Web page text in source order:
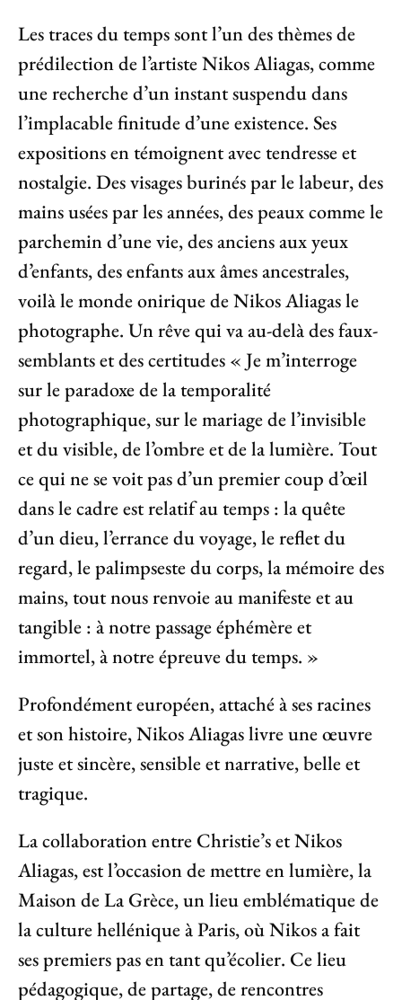
Les traces du temps sont l’un des thèmes de
prédilection de l’artiste Nikos Aliagas, comme
une recherche d’un instant suspendu dans
l’implacable finitude d’une existence. Ses
expositions en témoignent avec tendresse et
nostalgie. Des visages burinés par le labeur, des
mains usées par les années, des peaux comme le
parchemin d’une vie, des anciens aux yeux
d’enfants, des enfants aux âmes ancestrales,
voilà le monde onirique de Nikos Aliagas le
photographe. Un rêve qui va au-delà des faux-
semblants et des certitudes « Je m’interroge
sur le paradoxe de la temporalité
photographique, sur le mariage de l’invisible
et du visible, de l’ombre et de la lumière. Tout
ce qui ne se voit pas d’un premier coup d’œil
dans le cadre est relatif au temps : la quête
d’un dieu, l’errance du voyage, le reflet du
regard, le palimpseste du corps, la mémoire des
mains, tout nous renvoie au manifeste et au
tangible : à notre passage éphémère et
immortel, à notre épreuve du temps. »
Profondément européen, attaché à ses racines
et son histoire, Nikos Aliagas livre une œuvre
juste et sincère, sensible et narrative, belle et
tragique.
La collaboration entre Christie’s et Nikos
Aliagas,est l’occasion de mettre en lumière, la
Maison de La Grèce, un lieu emblématique de
la culture hellénique à Paris, où Nikos a fait
ses premiers pas en tant qu’écolier. Ce lieu
pédagogique, de partage, de rencontres